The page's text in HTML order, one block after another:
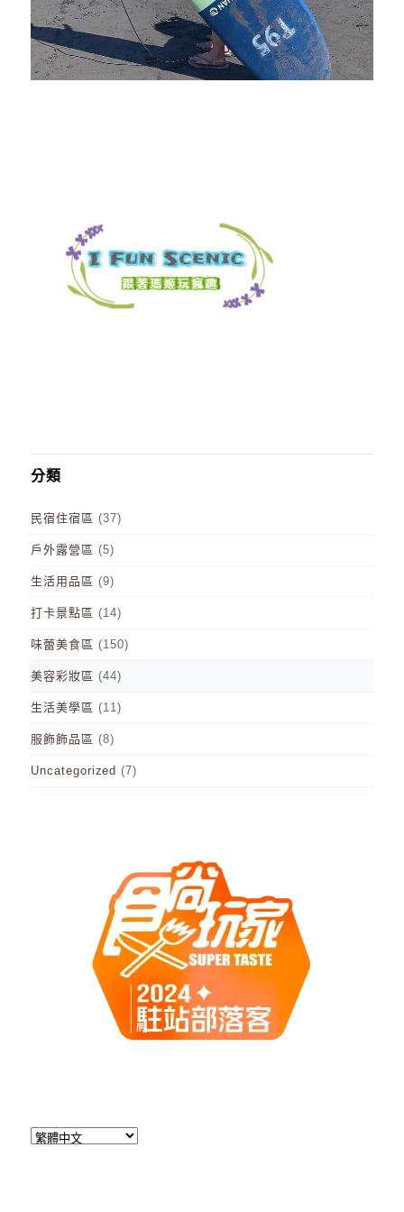
分類
民宿住宿區 (37)
戶外露營區 (5)
生活用品區 (9)
打卡景點區 (14)
味蕾美食區 (150)
美容彩妝區 (44)
生活美學區 (11)
服飾飾品區 (8)
Uncategorized (7)